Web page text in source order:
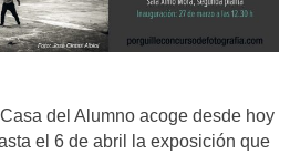
del Alumno acoge desde hoy
el 6 de abril la exposición que